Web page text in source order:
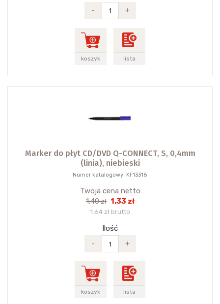
-
+
koszyk lista
Marker do płyt CD/DVD Q-CONNECT, S, 0,4mm
(linia), niebieski
Numer katalogowy: KF13318
Twoja cena netto
1.40 zł 1.33 zł
1.64 zł brutto
Ilość
-
+
koszyk lista